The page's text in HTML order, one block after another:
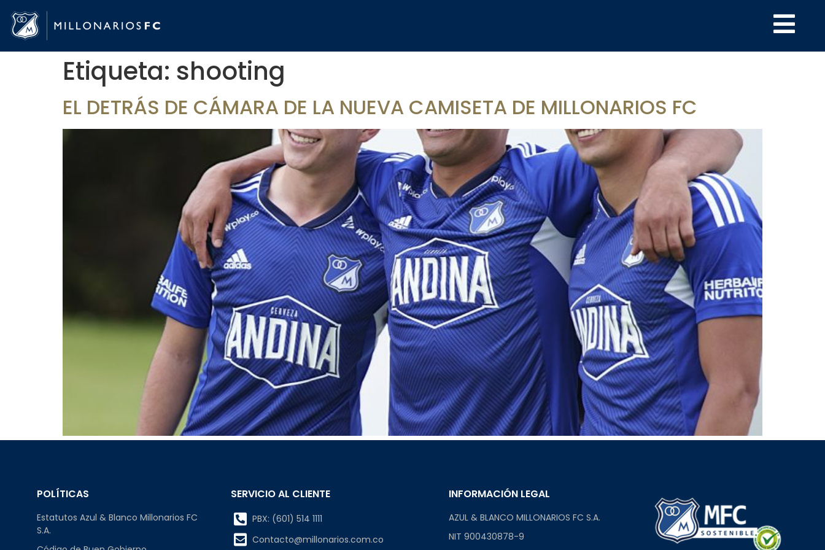
Etiqueta: shooting
EL DETRÁS DE CÁMARA DE LA NUEVA CAMISETA DE MILLONARIOS FC
POLÍTICAS
Estatutos Azul & Blanco Millonarios FC
S.A.
SERVICIO AL CLIENTE
PBX: (601) 514 1111
Contacto@millonarios.com.co
INFORMACIÓN LEGAL
AZUL & BLANCO MILLONARIOS FC S.A.
NIT 900430878-9